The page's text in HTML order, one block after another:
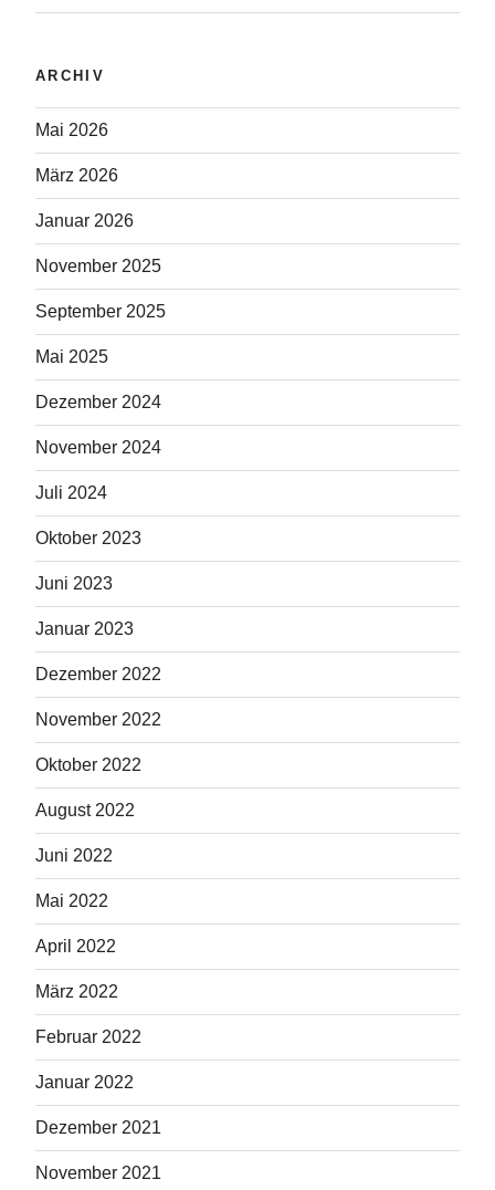
ARCHIV
Mai 2026
März 2026
Januar 2026
November 2025
September 2025
Mai 2025
Dezember 2024
November 2024
Juli 2024
Oktober 2023
Juni 2023
Januar 2023
Dezember 2022
November 2022
Oktober 2022
August 2022
Juni 2022
Mai 2022
April 2022
März 2022
Februar 2022
Januar 2022
Dezember 2021
November 2021